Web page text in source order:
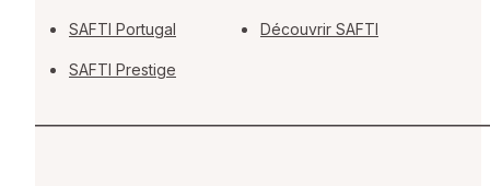
SAFTI Portugal
SAFTI Prestige
Découvrir SAFTI